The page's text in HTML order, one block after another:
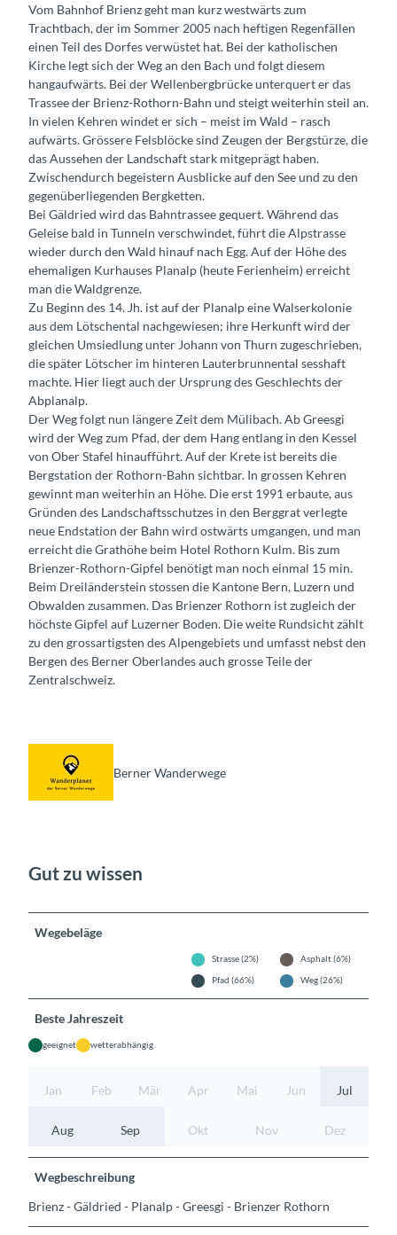
Vom Bahnhof Brienz geht man kurz westwärts zum
Trachtbach, der im Sommer 2005 nach heftigen Regenfällen
einen Teil des Dorfes verwüstet hat. Bei der katholischen
Kirche legt sich der Weg an den Bach und folgt diesem
hangaufwärts. Bei der Wellenbergbrücke unterquert er das
Trassee der Brienz-Rothorn-Bahn und steigt weiterhin steil an.
In vielen Kehren windet er sich – meist im Wald – rasch
aufwärts. Grössere Felsblöcke sind Zeugen der Bergstürze, die
das Aussehen der Landschaft stark mitgeprägt haben.
Zwischendurch begeistern Ausblicke auf den See und zu den
gegenüberliegenden Bergketten.
Bei Gäldried wird das Bahntrassee gequert. Während das
Geleise bald in Tunneln verschwindet, führt die Alpstrasse
wieder durch den Wald hinauf nach Egg. Auf der Höhe des
ehemaligen Kurhauses Planalp (heute Ferienheim) erreicht
man die Waldgrenze.
Zu Beginn des 14. Jh. ist auf der Planalp eine Walserkolonie
aus dem Lötschental nachgewiesen; ihre Herkunft wird der
gleichen Umsiedlung unter Johann von Thurn zugeschrieben,
die später Lötscher im hinteren Lauterbrunnental sesshaft
machte. Hier liegt auch der Ursprung des Geschlechts der
Abplanalp.
Der Weg folgt nun längere Zeit dem Mülibach. Ab Greesgi
wird der Weg zum Pfad, der dem Hang entlang in den Kessel
von Ober Stafel hinaufführt. Auf der Krete ist bereits die
Bergstation der Rothorn-Bahn sichtbar. In grossen Kehren
gewinnt man weiterhin an Höhe. Die erst 1991 erbaute, aus
Gründen des Landschaftsschutzes in den Berggrat verlegte
neue Endstation der Bahn wird ostwärts umgangen, und man
erreicht die Grathöhe beim Hotel Rothorn Kulm. Bis zum
Brienzer-Rothorn-Gipfel benötigt man noch einmal 15 min.
Beim Dreiländerstein stossen die Kantone Bern, Luzern und
Obwalden zusammen. Das Brienzer Rothorn ist zugleich der
höchste Gipfel auf Luzerner Boden. Die weite Rundsicht zählt
zu den grossartigsten des Alpengebiets und umfasst nebst den
Bergen des Berner Oberlandes auch grosse Teile der
Zentralschweiz.
Berner Wanderwege
Gut zu wissen
Wegebeläge
Strasse (2%)
Asphalt (6%)
Pfad (66%)
Weg (26%)
Beste Jahreszeit
geeignet wetterabhängig
Jan Feb Mär Apr Mai Jun Jul
Aug Sep Okt Nov Dez
Wegbeschreibung
Brienz - Gäldried - Planalp - Greesgi - Brienzer Rothorn